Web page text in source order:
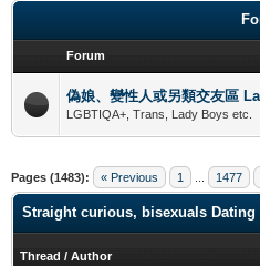
Forum
偽娘、變性人或另類交友區
LGBTIQA+, Trans, Lady Boys etc.
Pages (1483): « Previous 1 1477
Straight curious, bisexuals Dating
Thread / Author